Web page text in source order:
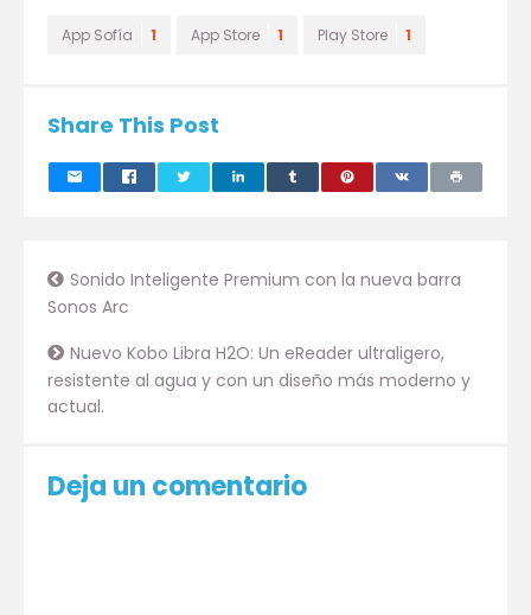
App Sofía 1 App Store 1 Play Store 1
Share This Post
Sonido Inteligente Premium con la nueva barra
Sonos Arc
Nuevo Kobo Libra H2O: Un eReader ultraligero,
resistente al agua y con un diseño más moderno y
actual.
Deja un comentario